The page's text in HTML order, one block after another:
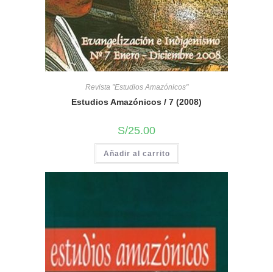
Revista "Estudios Amazónicos"
Estudios Amazónicos / 7 (2008)
S/25.00
Añadir al carrito